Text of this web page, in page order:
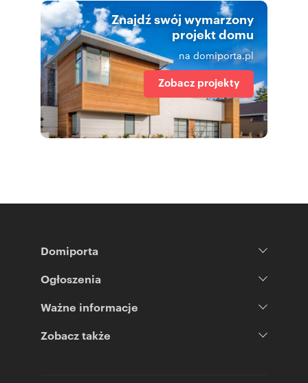
Znajdź swój wymarzony
projekt domu
na domiporta.pl
Zobacz projekty
Domiporta
Ogłoszenia
Ważne informacje
Zobacz także